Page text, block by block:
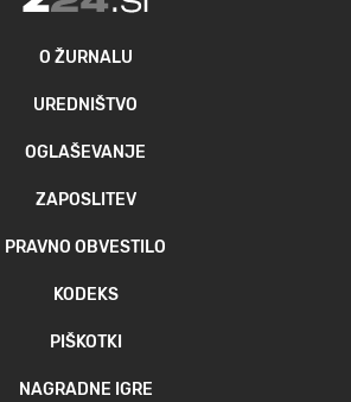
O ŽURNALU
UREDNIŠTVO
OGLAŠEVANJE
ZAPOSLITEV
PRAVNO OBVESTILO
KODEKS
PIŠKOTKI
NAGRADNE IGRE